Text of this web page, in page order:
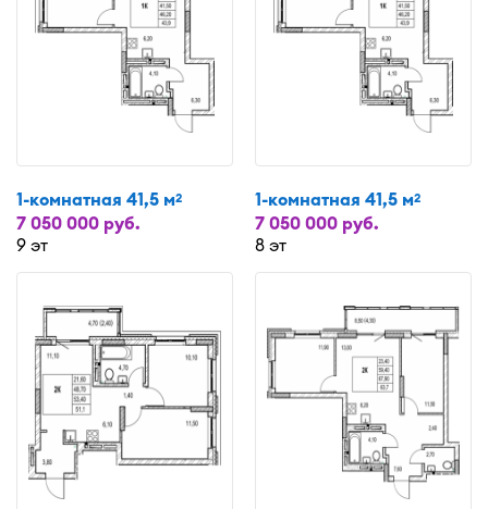
1-комнатная 41,5 м2
7 050 000 руб.
9 эт
1-комнатная 41,5 м2
7 050 000 руб.
8 эт